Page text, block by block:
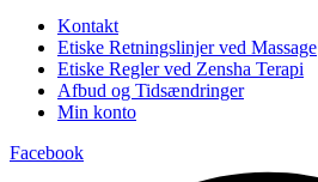
Kontakt
Etiske Retningslinjer ved Massage
Etiske Regler ved Zensha Terapi
Afbud og Tidsændringer
Min konto
Facebook